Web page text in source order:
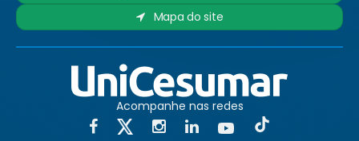
Mapa do site
Acompanhe nas redes